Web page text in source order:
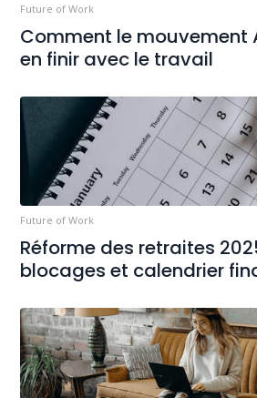
Future of Work
Comment le mouvement
en finir avec le travail
Future of Work
Réforme des retraites
blocages et calendrier